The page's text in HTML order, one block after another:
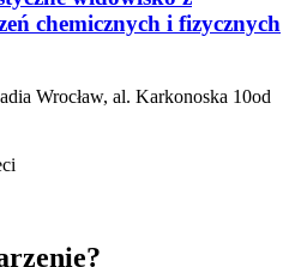
chemicznych i fizycznych
Wrocław, al. Karkonoska 10od